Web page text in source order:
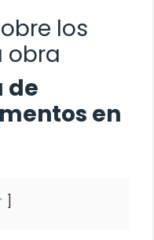
los
obra
de
en